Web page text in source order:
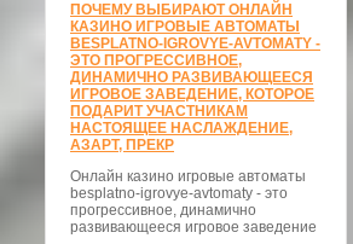
ПОЧЕМУ ВЫБИРАЮТ ОНЛАЙН
КАЗИНО ИГРОВЫЕ АВТОМАТЫ
BESPLATNO-IGROVYE-AVTOMATY -
ЭТО ПРОГРЕССИВНОЕ,
ДИНАМИЧНО РАЗВИВАЮЩЕЕСЯ
ИГРОВОЕ ЗАВЕДЕНИЕ, КОТОРОЕ
ПОДАРИТ УЧАСТНИКАМ
НАСТОЯЩЕЕ НАСЛАЖДЕНИЕ,
АЗАРТ, ПРЕКР
Онлайн казино игровые автоматы
besplatno-igrovye-avtomaty - это
прогрессивное, динамично
развивающееся игровое заведение